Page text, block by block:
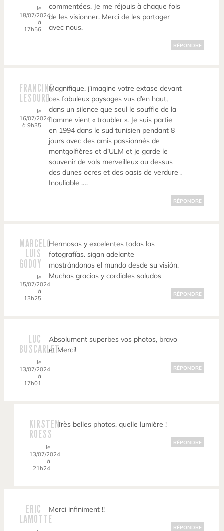
le
18/07/2024
à
17h56
commentées. Je me réjouis à chaque fois
de les visionner. Merci de les partager
avec nous.
RÉPONDRE
FRANCINE
LESOURD
le
16/07/2024
à 9h35
Magnifique, j’imagine votre extase devant
ces fabuleux paysages vus d’en haut,
dans un silence que seul le souffle de la
flamme vient « troubler ». Je suis partie
en 1994 dans le sud tunisien pendant 8
jours avec des amis passionnés de
montgolfières et d’ULM et je garde le
souvenir de vols merveilleux au dessus
des dunes ocres et des oasis de verdure .
Inouliable ….
RÉPONDRE
MARCELO
LUIS
GODOY
le
15/07/2024
à
13h25
Hermosas y excelentes todas las
fotografías. sigan adelante
mostrándonos el mundo desde su visión.
Muchas gracias y cordiales saludos
RÉPONDRE
LUC
BUSCARLET
le
13/07/2024
à
17h01
Absolument superbes vos photos, bravo
et Merci!
RÉPONDRE
KIRSTEN
ROESS
le
13/07/2024
à
21h24
Très belles photos, quelle lumière !
RÉPONDRE
ERIC
LAMOTTE
Merci infiniment !!
RÉPONDRE